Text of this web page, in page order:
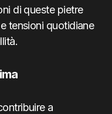
di queste pietre
tensioni quotidiane
a